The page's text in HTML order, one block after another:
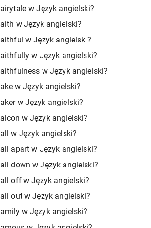
w Język angielski?
w Język angielski?
w Język angielski?
w Język angielski?
w Język angielski?
w Język angielski?
w Język angielski?
w Język angielski?
w Język angielski?
apart w Język angielski?
down w Język angielski?
off w Język angielski?
out w Język angielski?
w Język angielski?